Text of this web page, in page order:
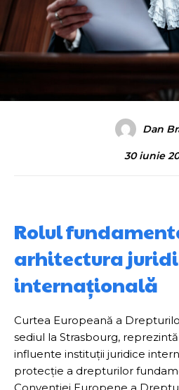
Dan
30 iunie
Rolul
arhitectura
internațională
Curtea Europeană a
sediul la Strasbourg,
influente instituții juridice
protecție a drepturilor